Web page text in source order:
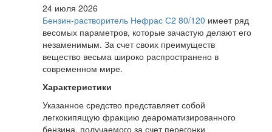
24 июля 2026
Бензин-растворитель Нефрас С2 80/120 имеет ряд
весомых параметров, которые зачастую делают его
незаменимым. За счет своих преимуществ
вещество весьма широко распространено в
современном мире.
Характеристики
Указанное средство представляет собой
легкокипящую фракцию деароматизированного
бензина, получаемого за счет перегонки